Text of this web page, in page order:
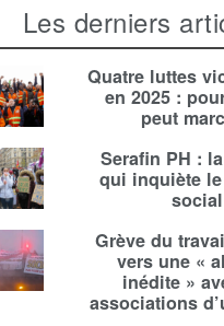
Les derniers
Quatre luttes
en 2025 :
peut
Serafin PH :
qui inquiète
social
Grève du
vers une «
inédite »
associations